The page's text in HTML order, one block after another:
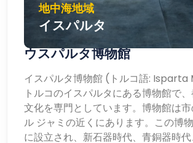
地中海地域
イスパルタ
ウスパルタ博物館
イスパルタ博物館 (トルコ語: Isparta
トルコのイスパルタにある博物館で
文化を専門としています。博物館は
ル ジャミの近くにあります。この博
に設立され、新石器時代、青銅器時